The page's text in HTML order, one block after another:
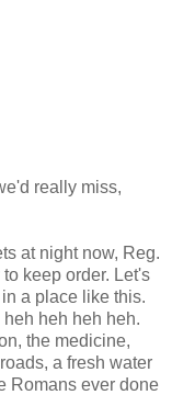
really miss,
at night now, Reg.
keep order. Let's
a place like this.
heh heh heh.
the medicine,
a fresh water
Romans ever done